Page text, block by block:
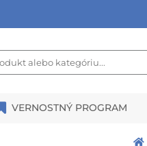
VERNOSTNÝ PROGRAM